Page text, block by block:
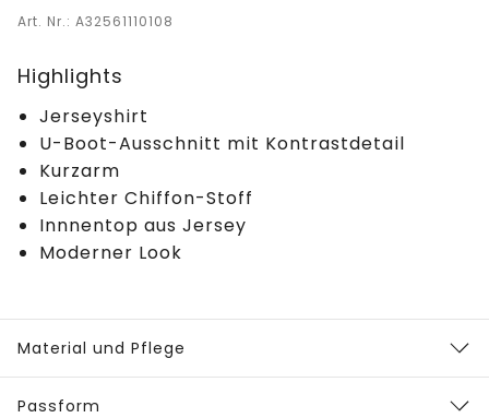
Art. Nr.: A32561110108
Highlights
Jerseyshirt
U-Boot-Ausschnitt mit Kontrastdetail
Kurzarm
Leichter Chiffon-Stoff
Innnentop aus Jersey
Moderner Look
Material und Pflege
Passform